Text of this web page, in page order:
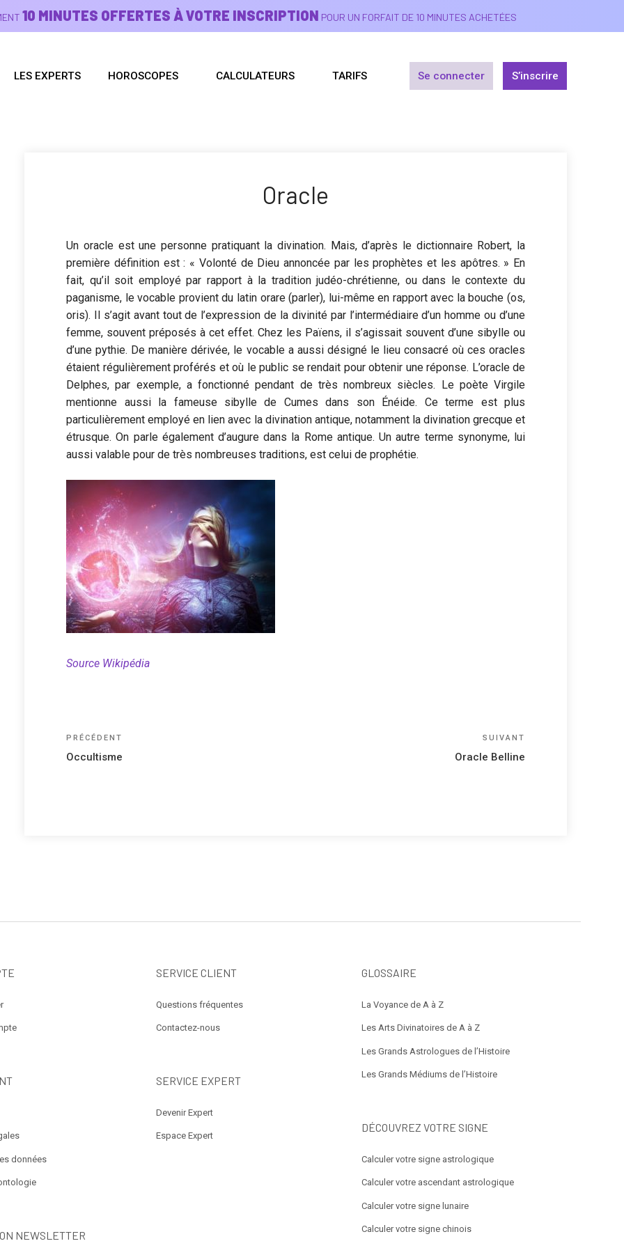
10 MINUTES OFFERTES À VOTRE INSCRIPTION POUR UN FORFAIT DE 10 MINUTES ACHETÉES
LES EXPERTS HOROSCOPES CALCULATEURS TARIFS Se connecter S’inscrire
Oracle
Un oracle est une personne pratiquant la divination. Mais, d’après le dictionnaire Robert, la
première définition est : « Volonté de Dieu annoncée par les prophètes et les apôtres. » En
fait, qu’il soit employé par rapport à la tradition judéo-chrétienne, ou dans le contexte du
paganisme, le vocable provient du latin orare (parler), lui-même en rapport avec la bouche (os,
oris). Il s’agit avant tout de l’expression de la divinité par l’intermédiaire d’un homme ou d’une
femme, souvent préposés à cet effet. Chez les Païens, il s’agissait souvent d’une sibylle ou
d’une pythie. De manière dérivée, le vocable a aussi désigné le lieu consacré où ces oracles
étaient régulièrement proférés et où le public se rendait pour obtenir une réponse. L’oracle de
Delphes, par exemple, a fonctionné pendant de très nombreux siècles. Le poète Virgile
mentionne aussi la fameuse sibylle de Cumes dans son Énéide. Ce terme est plus
particulièrement employé en lien avec la divination antique, notamment la divination grecque et
étrusque. On parle également d’augure dans la Rome antique. Un autre terme synonyme, lui
aussi valable pour de très nombreuses traditions, est celui de prophétie.
Source Wikipédia
Navigation
de
Article
précédent
PRÉCÉDENT
Occultisme
SUIVANT
Oracle Belline
données
NEWSLETTER
SERVICE CLIENT
Questions fréquentes
Contactez-nous
SERVICE EXPERT
Devenir Expert
Espace Expert
GLOSSAIRE
La Voyance de A à Z
Les Arts Divinatoires de A à Z
Les Grands Astrologues de l’Histoire
Les Grands Médiums de l’Histoire
DÉCOUVREZ VOTRE SIGNE
Calculer votre signe astrologique
Calculer votre ascendant astrologique
Calculer votre signe lunaire
Calculer votre signe chinois